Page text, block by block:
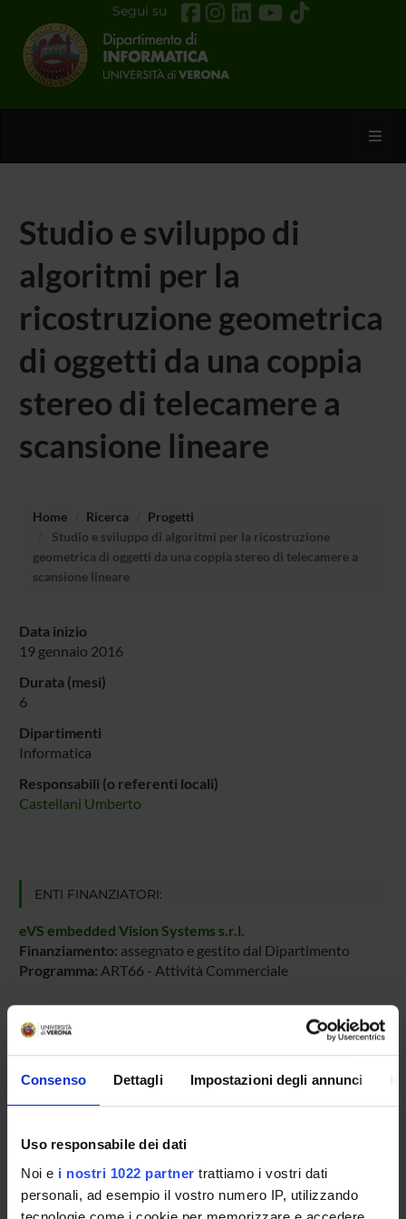
Consenso Dettagli Impostazioni degli annunci
Uso responsabile dei dati
Noi e i nostri 1022 partner trattiamo i vostri dati
personali, ad esempio il vostro numero IP, utilizzando
Segui su
Studio e sviluppo di
algoritmi per la
ricostruzione geometrica
di oggetti da una coppia
stereo di telecamere a
scansione lineare
Home Ricerca
Progetti
Studio e sviluppo di algoritmi per la ricostruzione
geometrica di oggetti da una coppia stereo di telecamere a
scansione lineare
Data inizio
19 gennaio 2016
Durata (mesi)
6
Dipartimenti
Informatica
Responsabili (o referenti locali)
Castellani Umberto
ENTI FINANZIATORI:
eVS embedded Vision Systems s.r.l.
Finanziamento: assegnato e gestito dal Dipartimento
Programma: ART66 - Attività Commerciale
Umberto Castellani
Professore ordinario
AREE DI RICERCA COINVOLTE DAL PROGETTO
Intelligenza Artificiale